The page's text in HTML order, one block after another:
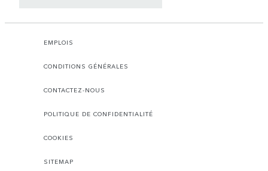
EMPLOIS
CONDITIONS GÉNÉRALES
CONTACTEZ-NOUS
POLITIQUE DE CONFIDENTIALITÉ
COOKIES
SITEMAP